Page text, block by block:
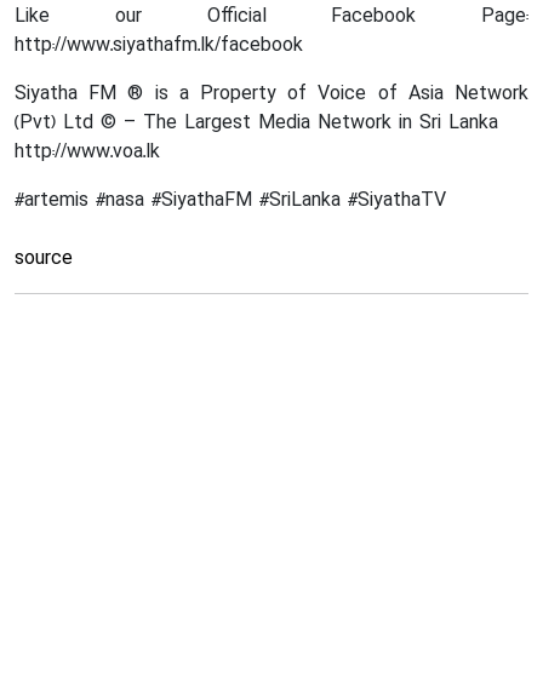
Like our Official Facebook Page:
http://www.siyathafm.lk/facebook
Siyatha FM ® is a Property of Voice of Asia Network
(Pvt) Ltd © – The Largest Media Network in Sri Lanka
http://www.voa.lk
#artemis #nasa #SiyathaFM #SriLanka #SiyathaTV
source